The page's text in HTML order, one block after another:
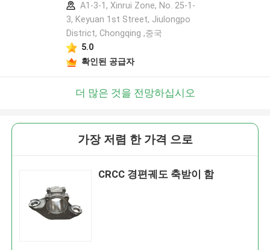
A1-3-1, Xinrui Zone, No. 25-1-
3, Keyuan 1st Street, Jiulongpo
District, Chongqing ,중국
5.0
확인된 공급자
더 많은 것을 전망하십시오
가장 저렴 한 가격 으로
CRCC 경편궤도 축받이 함